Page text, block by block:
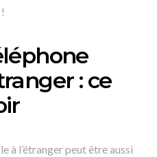
: ce
à l’étranger peut être aussi